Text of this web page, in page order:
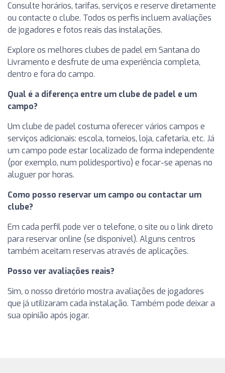
Consulte horários, tarifas, serviços e reserve diretamente
ou contacte o clube. Todos os perfis incluem avaliações
de jogadores e fotos reais das instalações.
Explore os melhores clubes de padel em Santana do
Livramento e desfrute de uma experiência completa,
dentro e fora do campo.
Qual é a diferença entre um clube de padel e um
campo?
Um clube de padel costuma oferecer vários campos e
serviços adicionais: escola, torneios, loja, cafetaria, etc. Já
um campo pode estar localizado de forma independente
(por exemplo, num polidesportivo) e focar-se apenas no
aluguer por horas.
Como posso reservar um campo ou contactar um
clube?
Em cada perfil pode ver o telefone, o site ou o link direto
para reservar online (se disponível). Alguns centros
também aceitam reservas através de aplicações.
Posso ver avaliações reais?
Sim, o nosso diretório mostra avaliações de jogadores
que já utilizaram cada instalação. Também pode deixar a
sua opinião após jogar.